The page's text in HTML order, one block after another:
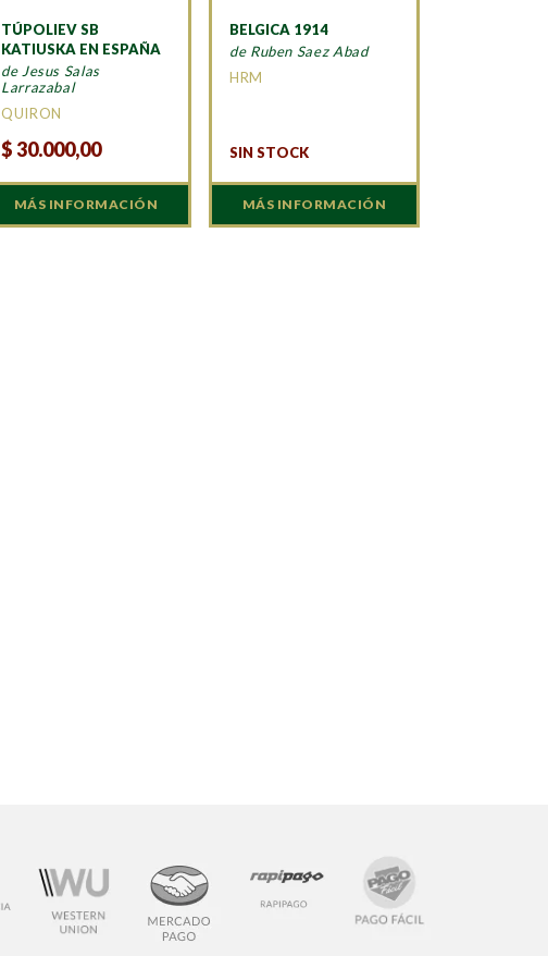
TÚPOLIEV SB
KATIUSKA EN ESPAÑA
de Jesus Salas
Larrazabal
QUIRON
$30.000,00
MÁS INFORMACIÓN
BELGICA 1914
de Ruben Saez Abad
HRM
SIN STOCK
MÁS INFORMACIÓN